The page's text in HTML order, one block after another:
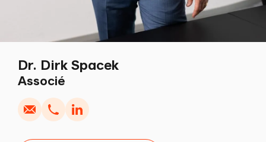
Dr. Dirk Spacek
Associé
Écrire Copier
Appel Copier